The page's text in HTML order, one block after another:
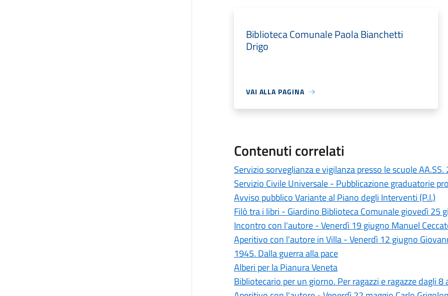
Biblioteca Comunale Paola Bianchetti
Drigo
VAI ALLA PAGINA
Contenuti correlati
Servizio sorveglianza e vigilanza presso le scuole
Servizio Civile Universale - Pubblicazione graduatorie
Avviso pubblico Variante al Piano degli Interventi (P.I.)
Filò tra i libri - Giardino Biblioteca Comunale giovedì 25
Incontro con l'autore - Venerdì 19 giugno Manuel
Aperitivo con l'autore in Villa - Venerdì 12 giugno
1945. Dalla guerra alla pace
Alberi per la Pianura Veneta
Bibliotecario per un giorno. Per ragazzi e ragazze dagli